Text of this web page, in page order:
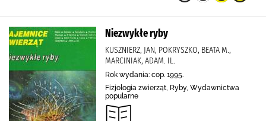
Niezwykłe ryby
KUSZNIERZ, JAN, POKRYSZKO, BEATA M.,
MARCINIAK, ADAM. IL.
Rok wydania: cop. 1995.
Fizjologia zwierząt, Ryby, Wydawnictwa
popularne